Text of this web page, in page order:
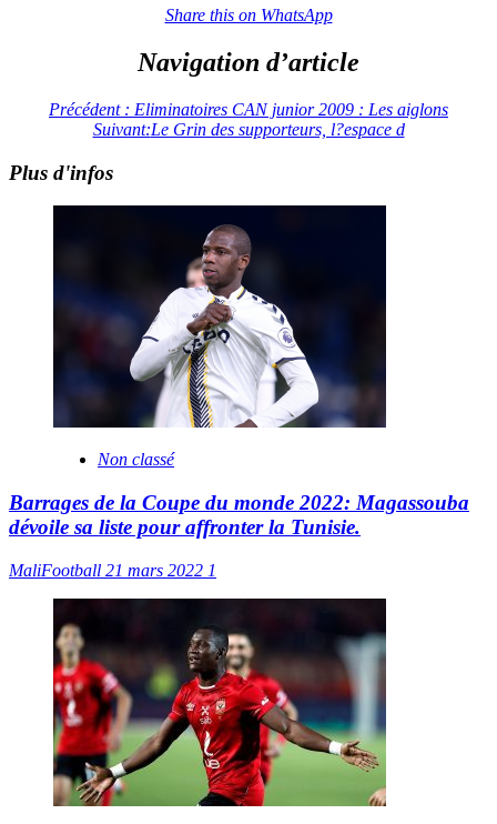
Share this on WhatsApp
Navigation d’article
Précédent : Eliminatoires CAN junior 2009 : Les aiglons
Suivant:Le Grin des supporteurs, l?espace d
Plus d'infos
Non classé
Barrages de la Coupe du monde 2022: Magassouba
dévoile sa liste pour affronter la Tunisie.
MaliFootball 21 mars 2022 1